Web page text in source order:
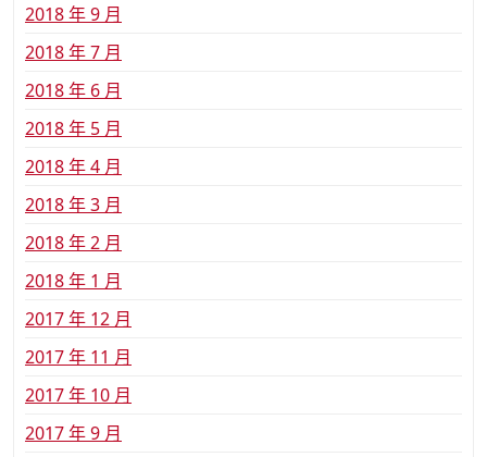
2018 年 9 月
2018 年 7 月
2018 年 6 月
2018 年 5 月
2018 年 4 月
2018 年 3 月
2018 年 2 月
2018 年 1 月
2017 年 12 月
2017 年 11 月
2017 年 10 月
2017 年 9 月